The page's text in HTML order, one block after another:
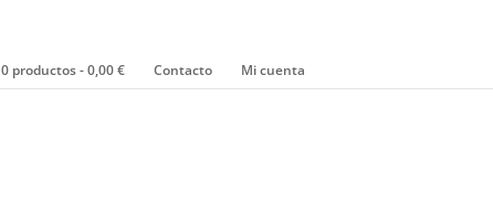
0 productos 0,00 € Contacto Mi cuenta